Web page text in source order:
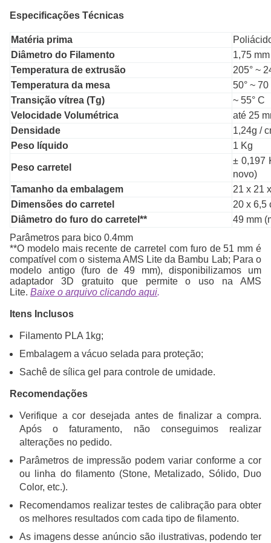
Especificações Técnicas
Matéria prima
Diâmetro do Filamento
1,75
Temperatura de extrusão
205° ~
Temperatura da mesa
50° ~ 70
Transição vítrea (Tg)
~ 55° C
Velocidade Volumétrica
até 25
Densidade
1,24g /
Peso líquido
1 Kg
Peso carretel
± 0,197
novo)
Tamanho da embalagem
21 x 21
Dimensões do carretel
20 x 6,5
Diâmetro do furo do carretel**
49 mm
Parâmetros para bico 0.4mm
**O modelo mais recente de carretel com furo de 51 mm é
compatível com o sistema AMS Lite da Bambu Lab; Para o
modelo antigo (furo de 49 mm), disponibilizamos um
adaptador 3D gratuito que permite o uso na AMS
Lite. Baixe o arquivo clicando aqui.
Itens Inclusos
Filamento PLA 1kg;
Embalagem a vácuo selada para proteção;
Sachê de sílica gel para controle de umidade.
Recomendações
Verifique a cor desejada antes de finalizar a compra.
Após o faturamento, não conseguimos realizar
alterações no pedido.
Parâmetros de impressão podem variar conforme a cor
ou linha do filamento (Stone, Metalizado, Sólido, Duo
Color, etc.).
Recomendamos realizar testes de calibração para obter
os melhores resultados com cada tipo de filamento.
As imagens desse anúncio são ilustrativas, podendo ter